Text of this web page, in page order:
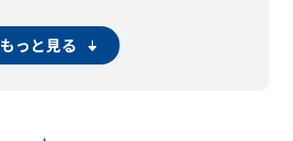
もっと見る